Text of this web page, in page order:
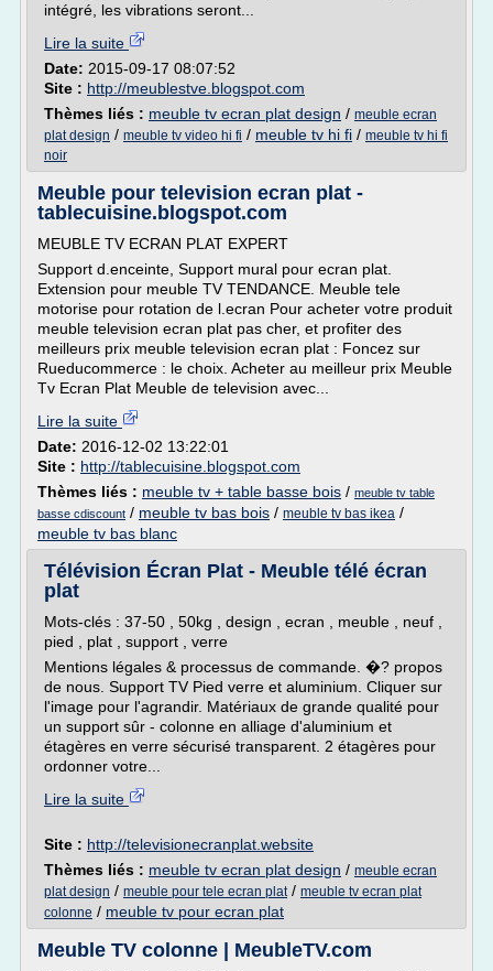
intégré, les vibrations seront...
Lire la suite
Date: 2015-09-17 08:07:52
Site : http://meublestve.blogspot.com
Thèmes liés : meuble tv ecran plat design / meuble ecran
plat design / meuble tv video hi fi / meuble tv hi fi / meuble tv hi fi
noir
Meuble pour television ecran plat -
tablecuisine.blogspot.com
MEUBLE TV ECRAN PLAT EXPERT
Support d.enceinte, Support mural pour ecran plat.
Extension pour meuble TV TENDANCE. Meuble tele
motorise pour rotation de l.ecran Pour acheter votre produit
meuble television ecran plat pas cher, et profiter des
meilleurs prix meuble television ecran plat : Foncez sur
Rueducommerce : le choix. Acheter au meilleur prix Meuble
Tv Ecran Plat Meuble de television avec...
Lire la suite
Date: 2016-12-02 13:22:01
Site : http://tablecuisine.blogspot.com
Thèmes liés : meuble tv + table basse bois / meuble tv table
basse cdiscount / meuble tv bas bois / meuble tv bas ikea /
meuble tv bas blanc
Télévision Écran Plat - Meuble télé écran
plat
Mots-clés : 37-50 , 50kg , design , ecran , meuble , neuf ,
pied , plat , support , verre
Mentions légales & processus de commande. �? propos
de nous. Support TV Pied verre et aluminium. Cliquer sur
l'image pour l'agrandir. Matériaux de grande qualité pour
un support sûr - colonne en alliage d'aluminium et
étagères en verre sécurisé transparent. 2 étagères pour
ordonner votre...
Lire la suite
Site : http://televisionecranplat.website
Thèmes liés : meuble tv ecran plat design / meuble ecran
plat design / meuble pour tele ecran plat/ meuble tv ecran plat
colonne / meuble tv pour ecran plat
Meuble TV colonne | MeubleTV.com